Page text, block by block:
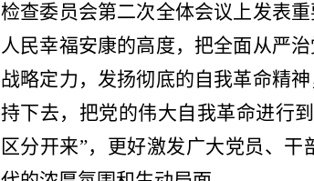
检查委员会第二次全体会议上发表
人民幸福安康的高度，把全面从严
战略定力，发扬彻底的自我革命精
持下去，把党的伟大自我革命进行
区分开来”，更好激发广大党员、